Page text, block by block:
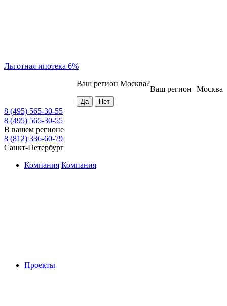
Льготная ипотека 6%
Москва
Ваш регион
Ваш регион Москва?
8 (495) 565-30-55
8 (495) 565-30-55
В вашем регионе
8 (812) 336-60-79
Санкт-Петербург
Компания Компания
Проекты